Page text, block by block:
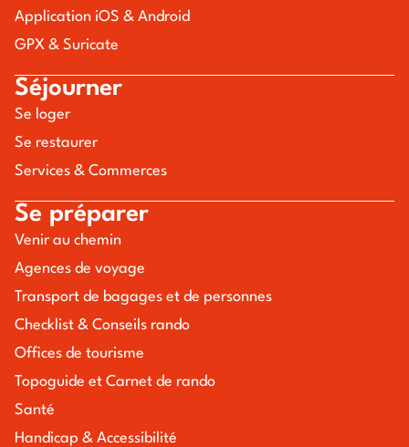
Application iOS & Android
GPX & Suricate
Séjourner
Se loger
Se restaurer
Services & Commerces
Se préparer
Venir au chemin
Agences de voyage
Transport de bagages et de personnes
Checklist & Conseils rando
Offices de tourisme
Topoguide et Carnet de rando
Santé
Handicap & Accessibilité